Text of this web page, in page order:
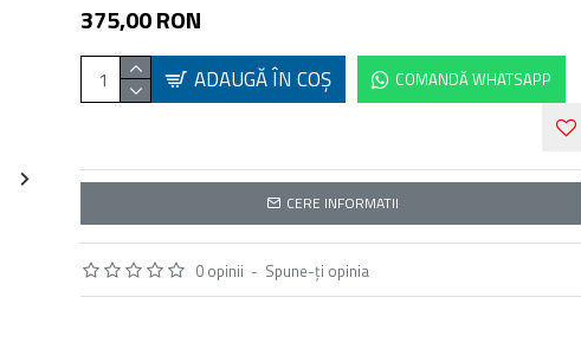
0 opinii - Spune-ţi opinia
375,00 RON
ADAUGĂ ÎN COŞ COMANDĂ WHATSAPP
CERE INFORMATII